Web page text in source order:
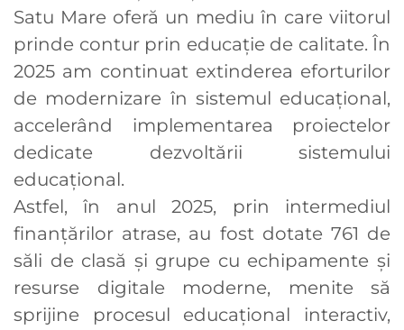
Satu Mare oferă un mediu în care viitorul
prinde contur prin educație de calitate. În
2025 am continuat extinderea eforturilor
de modernizare în sistemul educațional,
accelerând implementarea proiectelor
dedicate dezvoltării sistemului
educațional.
Astfel, în anul 2025, prin intermediul
finanțărilor atrase, au fost dotate 761 de
săli de clasă și grupe cu echipamente și
resurse digitale moderne, menite să
sprijine procesul educațional interactiv,